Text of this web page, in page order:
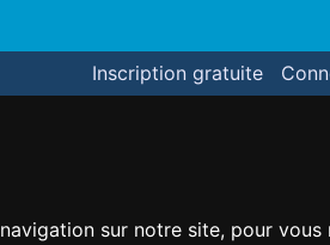
sur notre site, pour vous
Inscription gratuite